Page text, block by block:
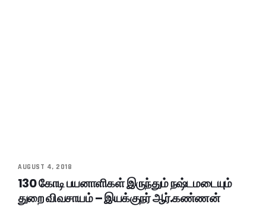
AUGUST 4, 2018
130 கோடி பயனாளிகள் இருந்தும் நஷ்டமடையும்
துறை விவசாயம் – இயக்குநர் ஆர்.கண்ணன்